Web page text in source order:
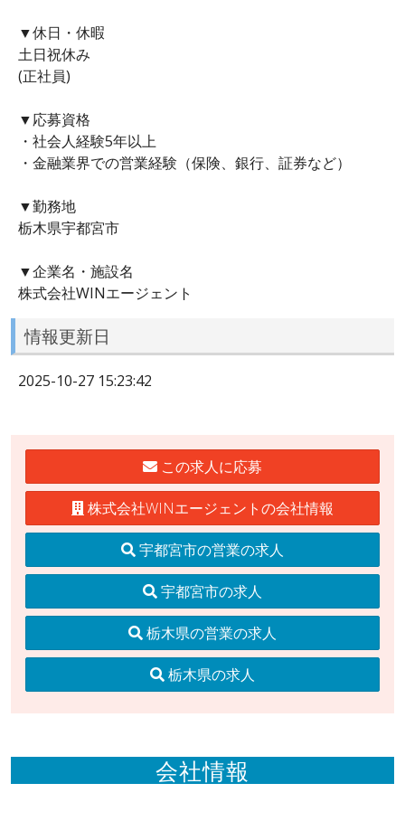
▼休日・休暇
土日祝休み
(正社員)
▼応募資格
・社会人経験5年以上
・金融業界での営業経験（保険、銀行、証券など）
▼勤務地
栃木県宇都宮市
▼企業名・施設名
株式会社WINエージェント
情報更新日
2025-10-27 15:23:42
この求人に応募
株式会社WINエージェントの会社情報
宇都宮市の営業の求人
宇都宮市の求人
栃木県の営業の求人
栃木県の求人
会社情報